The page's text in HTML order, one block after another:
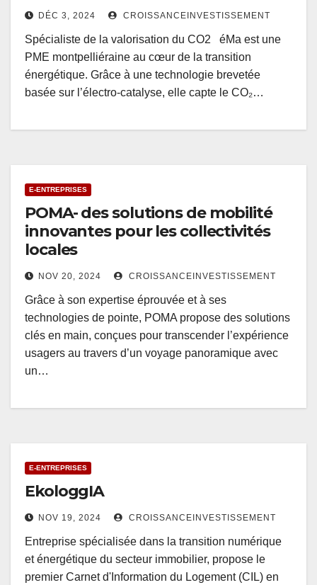
DÉC 3, 2024 CROISSANCEINVESTISSEMENT
Spécialiste de la valorisation du CO2 éMa est une
PME montpelliéraine au cœur de la transition
énergétique. Grâce à une technologie brevetée
basée sur l’électro-catalyse, elle capte le CO₂…
E-ENTREPRISES
POMA- des solutions de mobilité
innovantes pour les collectivités
locales
NOV 20, 2024 CROISSANCEINVESTISSEMENT
Grâce à son expertise éprouvée et à ses
technologies de pointe, POMA propose des solutions
clés en main, conçues pour transcender l’expérience
usagers au travers d’un voyage panoramique avec
un…
E-ENTREPRISES
EkologgIA
NOV 19, 2024 CROISSANCEINVESTISSEMENT
Entreprise spécialisée dans la transition numérique
et énergétique du secteur immobilier, propose le
premier Carnet d'Information du Logement (CIL) en